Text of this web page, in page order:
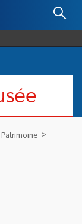
: Retour à l'accueil
Patrimoine